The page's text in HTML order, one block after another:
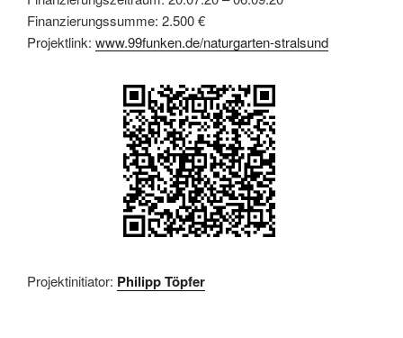
Finanzierungssumme: 2.500 €
Projektlink: www.99funken.de/naturgarten-stralsund
Projektinitiator: Philipp Töpfer